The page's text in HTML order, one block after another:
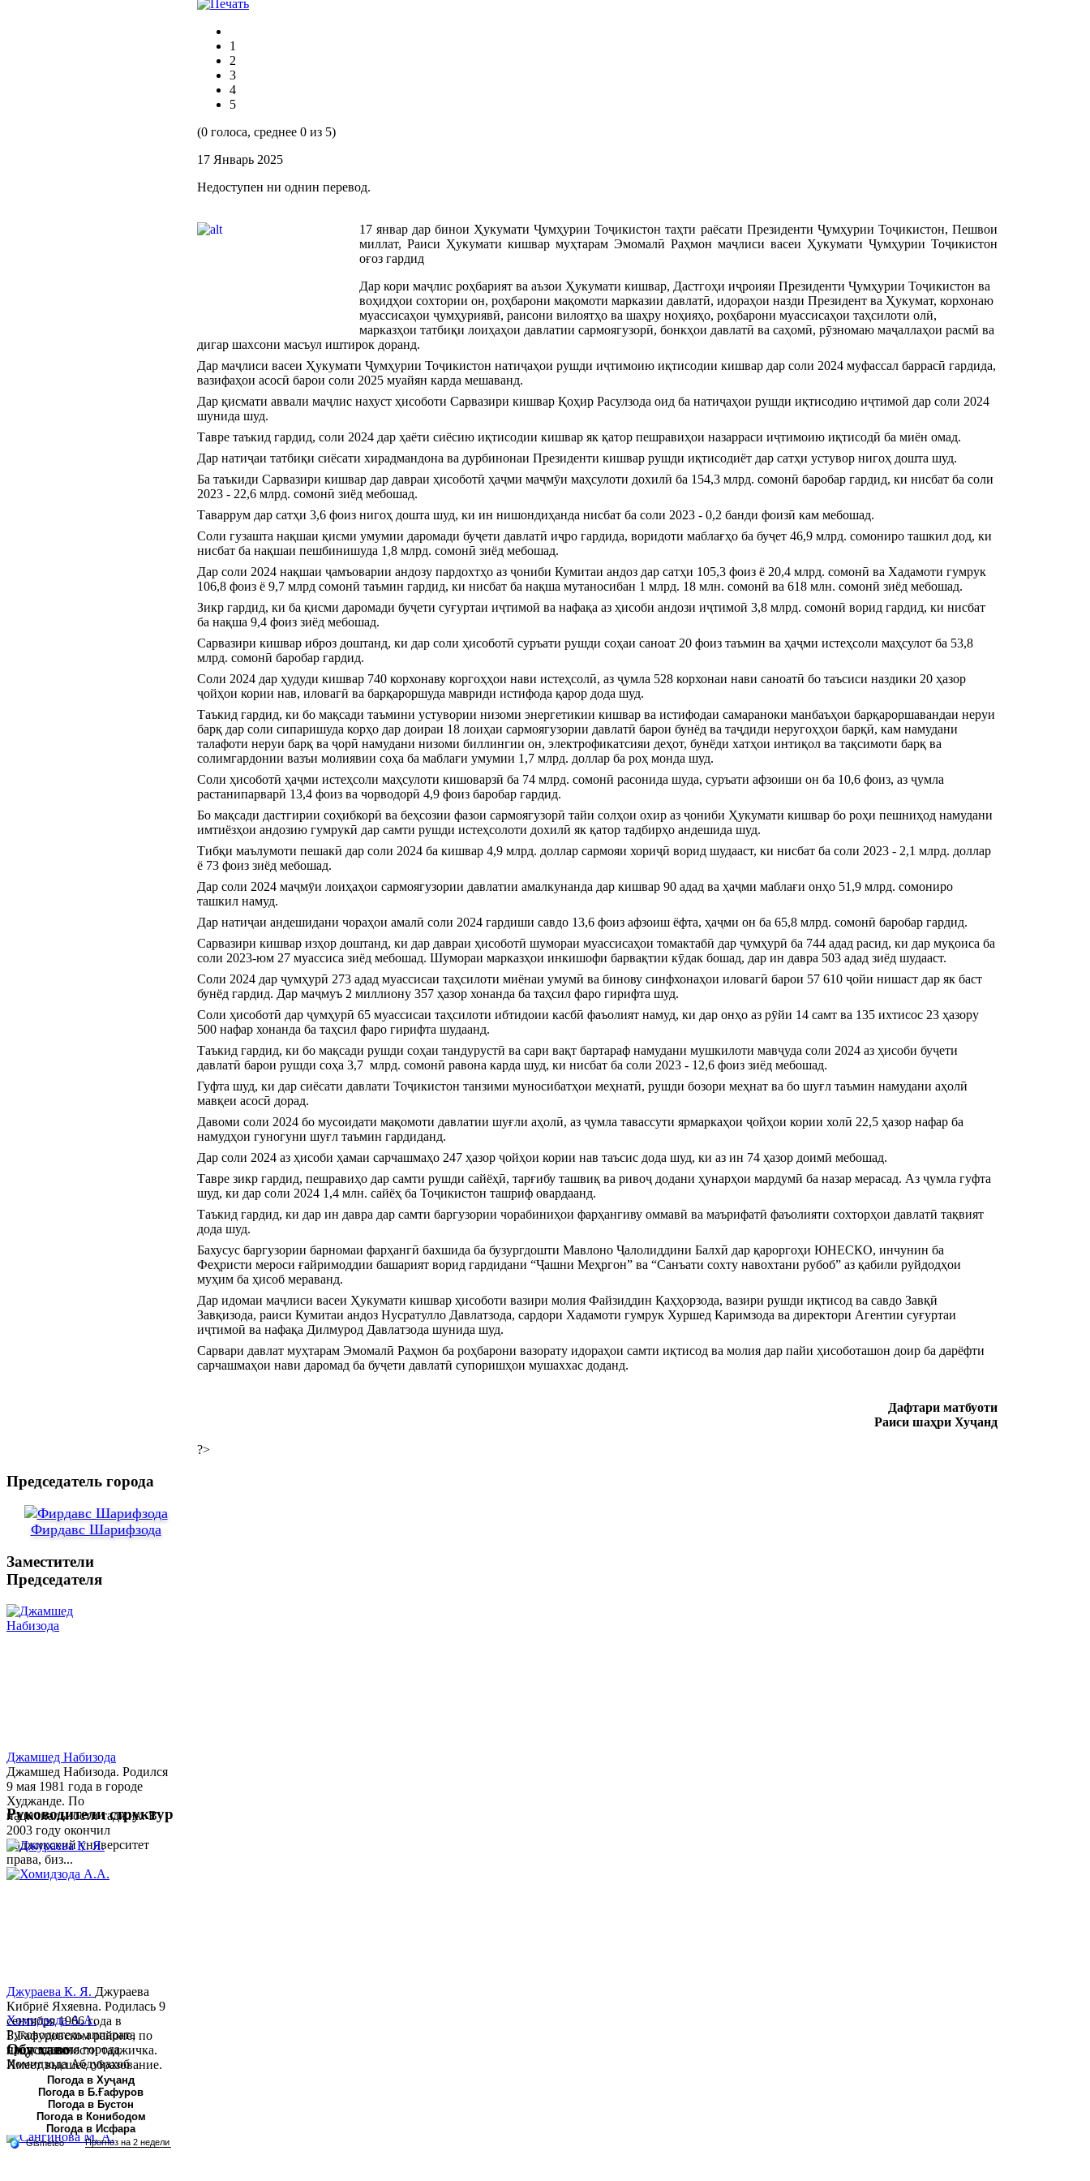
1
2
3
4
5
(0 голоса, среднее 0 из 5)
17 Январь 2025
Недоступен ни однин перевод.
17 январ дар бинои Ҳукумати Ҷумҳурии Тоҷикистон таҳти раёсати Президенти Ҷумҳурии Тоҷикистон, Пешвои
миллат, Раиси Ҳукумати кишвар муҳтарам Эмомалӣ Раҳмон маҷлиси васеи Ҳукумати Ҷумҳурии Тоҷикистон
оғоз гардид
Дар кори маҷлис роҳбарият ва аъзои Ҳукумати кишвар, Дастгоҳи иҷроияи Президенти Ҷумҳурии Тоҷикистон ва
воҳидҳои сохтории он, роҳбарони мақомоти марказии давлатӣ, идораҳои назди Президент ва Ҳукумат, корхонаю
муассисаҳои ҷумҳуриявӣ, раисони вилоятҳо ва шаҳру ноҳияҳо, роҳбарони муассисаҳои таҳсилоти олӣ,
марказҳои татбиқи лоиҳаҳои давлатии сармоягузорӣ, бонкҳои давлатӣ ва саҳомӣ, рӯзномаю маҷаллаҳои расмӣ ва
дигар шахсони масъул иштирок доранд.
Дар маҷлиси васеи Ҳукумати Ҷумҳурии Тоҷикистон натиҷаҳои рушди иҷтимоию иқтисодии кишвар дар соли 2024 муфассал баррасӣ гардида,
вазифаҳои асосӣ барои соли 2025 муайян карда мешаванд.
Дар қисмати аввали маҷлис нахуст ҳисоботи Сарвазири кишвар Қоҳир Расулзода оид ба натиҷаҳои рушди иқтисодию иҷтимоӣ дар соли 2024
шунида шуд.
Тавре таъкид гардид, соли 2024 дар ҳаёти сиёсию иқтисодии кишвар як қатор пешравиҳои назарраси иҷтимоию иқтисодӣ ба миён омад.
Дар натиҷаи татбиқи сиёсати хирадмандона ва дурбинонаи Президенти кишвар рушди иқтисодиёт дар сатҳи устувор нигоҳ дошта шуд.
Ба таъкиди Сарвазири кишвар дар давраи ҳисоботӣ ҳаҷми маҷмӯи маҳсулоти дохилӣ ба 154,3 млрд. сомонӣ баробар гардид, ки нисбат ба соли
2023 - 22,6 млрд. сомонӣ зиёд мебошад.
Таваррум дар сатҳи 3,6 фоиз нигоҳ дошта шуд, ки ин нишондиҳанда нисбат ба соли 2023 - 0,2 банди фоизӣ кам мебошад.
Соли гузашта нақшаи қисми умумии даромади буҷети давлатӣ иҷро гардида, воридоти маблағҳо ба буҷет 46,9 млрд. сомониро ташкил дод, ки
нисбат ба нақшаи пешбинишуда 1,8 млрд. сомонӣ зиёд мебошад.
Дар соли 2024 нақшаи ҷамъоварии андозу пардохтҳо аз ҷониби Кумитаи андоз дар сатҳи 105,3 фоиз ё 20,4 млрд. сомонӣ ва Хадамоти гумрук
106,8 фоиз ё 9,7 млрд сомонӣ таъмин гардид, ки нисбат ба нақша мутаносибан 1 млрд. 18 млн. сомонӣ ва 618 млн. сомонӣ зиёд мебошад.
Зикр гардид, ки ба қисми даромади буҷети суғуртаи иҷтимоӣ ва нафақа аз ҳисоби андози иҷтимоӣ 3,8 млрд. сомонӣ ворид гардид, ки нисбат
ба нақша 9,4 фоиз зиёд мебошад.
Сарвазири кишвар иброз доштанд, ки дар соли ҳисоботӣ суръати рушди соҳаи саноат 20 фоиз таъмин ва ҳаҷми истеҳсоли маҳсулот ба 53,8
млрд. сомонӣ баробар гардид.
Соли 2024 дар ҳудуди кишвар 740 корхонаву коргоҳҳои нави истеҳсолӣ, аз ҷумла 528 корхонаи нави саноатӣ бо таъсиси наздики 20 ҳазор
ҷойҳои кории нав, иловагӣ ва барқароршуда мавриди истифода қарор дода шуд.
Таъкид гардид, ки бо мақсади таъмини устувории низоми энергетикии кишвар ва истифодаи самараноки манбаъҳои барқароршавандаи неруи
барқ дар соли сипаришуда корҳо дар доираи 18 лоиҳаи сармоягузории давлатӣ барои бунёд ва таҷдиди неругоҳҳои барқӣ, кам намудани
талафоти неруи барқ ва ҷорӣ намудани низоми биллингии он, электрофикатсияи деҳот, бунёди хатҳои интиқол ва тақсимоти барқ ва
солимгардонии вазъи молиявии соҳа ба маблағи умумии 1,7 млрд. доллар ба роҳ монда шуд.
Соли ҳисоботӣ ҳаҷми истеҳсоли маҳсулоти кишоварзӣ ба 74 млрд. сомонӣ расонида шуда, суръати афзоиши он ба 10,6 фоиз, аз ҷумла
растанипарварӣ 13,4 фоиз ва чорводорӣ 4,9 фоиз баробар гардид.
Бо мақсади дастгирии соҳибкорӣ ва беҳсозии фазои сармоягузорӣ тайи солҳои охир аз ҷониби Ҳукумати кишвар бо роҳи пешниҳод намудани
имтиёзҳои андозию гумрукӣ дар самти рушди истеҳсолоти дохилӣ як қатор тадбирҳо андешида шуд.
Тибқи маълумоти пешакӣ дар соли 2024 ба кишвар 4,9 млрд. доллар сармояи хориҷӣ ворид шудааст, ки нисбат ба соли 2023 - 2,1 млрд. доллар
ё 73 фоиз зиёд мебошад.
Дар соли 2024 маҷмӯи лоиҳаҳои сармоягузории давлатии амалкунанда дар кишвар 90 адад ва ҳаҷми маблағи онҳо 51,9 млрд. сомониро
ташкил намуд.
Дар натиҷаи андешидани чораҳои амалӣ соли 2024 гардиши савдо 13,6 фоиз афзоиш ёфта, ҳаҷми он ба 65,8 млрд. сомонӣ баробар гардид.
Сарвазири кишвар изҳор доштанд, ки дар давраи ҳисоботӣ шумораи муассисаҳои томактабӣ дар ҷумҳурӣ ба 744 адад расид, ки дар муқоиса ба
соли 2023-юм 27 муассиса зиёд мебошад. Шумораи марказҳои инкишофи барвақтии кӯдак бошад, дар ин давра 503 адад зиёд шудааст.
Соли 2024 дар ҷумҳурӣ 273 адад муассисаи таҳсилоти миёнаи умумӣ ва бинову синфхонаҳои иловагӣ барои 57 610 ҷойи нишаст дар як баст
бунёд гардид. Дар маҷмуъ 2 миллиону 357 ҳазор хонанда ба таҳсил фаро гирифта шуд.
Соли ҳисоботӣ дар ҷумҳурӣ 65 муассисаи таҳсилоти ибтидоии касбӣ фаъолият намуд, ки дар онҳо аз рӯйи 14 самт ва 135 ихтисос 23 ҳазору
500 нафар хонанда ба таҳсил фаро гирифта шудаанд.
Таъкид гардид, ки бо мақсади рушди соҳаи тандурустӣ ва сари вақт бартараф намудани мушкилоти мавҷуда соли 2024 аз ҳисоби буҷети
давлатӣ барои рушди соҳа 3,7  млрд. сомонӣ равона карда шуд, ки нисбат ба соли 2023 - 12,6 фоиз зиёд мебошад.
Гуфта шуд, ки дар сиёсати давлати Тоҷикистон танзими муносибатҳои меҳнатӣ, рушди бозори меҳнат ва бо шуғл таъмин намудани аҳолӣ
мавқеи асосӣ дорад.
Давоми соли 2024 бо мусоидати мақомоти давлатии шуғли аҳолӣ, аз ҷумла тавассути ярмаркаҳои ҷойҳои кории холӣ 22,5 ҳазор нафар ба
намудҳои гуногуни шуғл таъмин гардиданд.
Дар соли 2024 аз ҳисоби ҳамаи сарчашмаҳо 247 ҳазор ҷойҳои кории нав таъсис дода шуд, ки аз ин 74 ҳазор доимӣ мебошад.
Тавре зикр гардид, пешравиҳо дар самти рушди сайёҳӣ, тарғибу ташвиқ ва ривоҷ додани ҳунарҳои мардумӣ ба назар мерасад. Аз ҷумла гуфта
шуд, ки дар соли 2024 1,4 млн. сайёҳ ба Тоҷикистон ташриф овардаанд.
Таъкид гардид, ки дар ин давра дар самти баргузории чорабиниҳои фарҳангиву оммавӣ ва маърифатӣ фаъолияти сохторҳои давлатӣ тақвият
дода шуд.
Бахусус баргузории барномаи фарҳангӣ бахшида ба бузургдошти Мавлоно Ҷалолиддини Балхӣ дар қароргоҳи ЮНЕСКО, инчунин ба
Феҳристи мероси ғайримоддии башарият ворид гардидани “Ҷашни Меҳргон” ва “Санъати сохту навохтани рубоб” аз қабили руйдодҳои
муҳим ба ҳисоб мераванд.
Дар идомаи маҷлиси васеи Ҳукумати кишвар ҳисоботи вазири молия Файзиддин Қаҳҳорзода, вазири рушди иқтисод ва савдо Завқӣ
Завқизода, раиси Кумитаи андоз Нусратулло Давлатзода, сардори Хадамоти гумрук Хуршед Каримзода ва директори Агентии суғуртаи
иҷтимоӣ ва нафақа Дилмурод Давлатзода шунида шуд.
Сарвари давлат муҳтарам Эмомалӣ Раҳмон ба роҳбарони вазорату идораҳои самти иқтисод ва молия дар пайи ҳисоботашон доир ба дарёфти
сарчашмаҳои нави даромад ба буҷети давлатӣ супоришҳои мушаххас доданд.
Дафтари матбуоти
Раиси шаҳри Хуҷанд
?>
Председатель города
Фирдавс Шарифзода
Заместители
Председателя
Джамшед Набизода
Джамшед Набизода. Родился
9 мая 1981 года в городе
Худжанде. По
национальности таджик. В
2003 году окончил
Таджикский университет
права, биз...
Хомидзода А.А.
Руководитель аппарата
председателя города
Хомидзода Абдувахоб
Абдумаджид родился 8
июня 1978 года в городе
Худжанде. По
национальности...
Руководители структур
Джураева К. Я. Джураева
Кибриё Яхяевна. Родилась 9
сентября 1966 года в
Б.Гафуровском районе, по
национальности таджичка.
Имеет высшее образование.
В 1997 ...
Обу хаво
Погода в Хуҷанд
Погода в Б.Ғафуров
Погода в Бустон
Погода в Конибодом
Погода в Исфара